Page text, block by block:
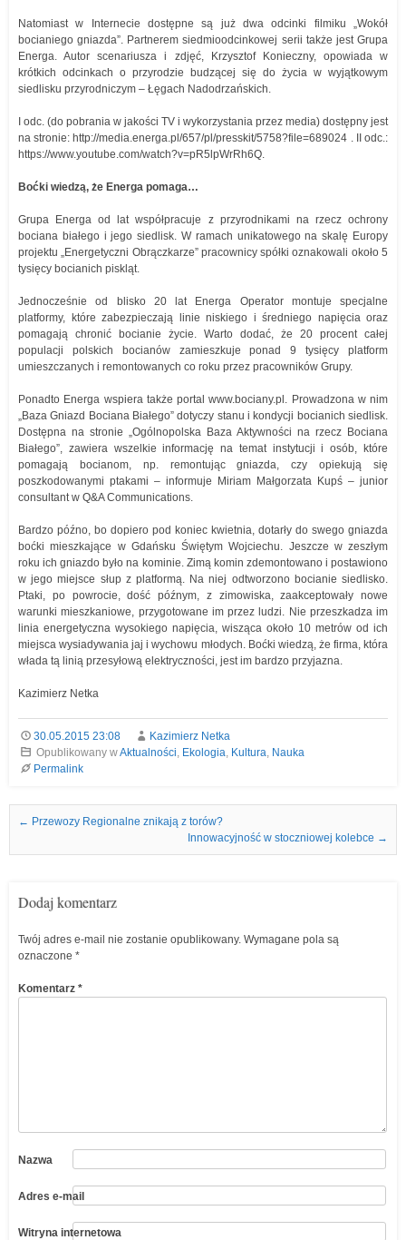
Natomiast w Internecie dostępne są już dwa odcinki filmiku „Wokół
bocianiego gniazda”. Partnerem siedmioodcinkowej serii także jest Grupa
Energa. Autor scenariusza i zdjęć, Krzysztof Konieczny, opowiada w
krótkich odcinkach o przyrodzie budzącej się do życia w wyjątkowym
siedlisku przyrodniczym – Łęgach Nadodrzańskich.
I odc. (do pobrania w jakości TV i wykorzystania przez media) dostępny jest
na stronie: http://media.energa.pl/657/pl/presskit/5758?file=689024 . II odc.:
https://www.youtube.com/watch?v=pR5lpWrRh6Q.
Boćki wiedzą, że Energa pomaga…
Grupa Energa od lat współpracuje z przyrodnikami na rzecz ochrony
bociana białego i jego siedlisk. W ramach unikatowego na skalę Europy
projektu „Energetyczni Obrączkarze” pracownicy spółki oznakowali około 5
tysięcy bocianich piskląt.
Jednocześnie od blisko 20 lat Energa Operator montuje specjalne
platformy, które zabezpieczają linie niskiego i średniego napięcia oraz
pomagają chronić bocianie życie. Warto dodać, że 20 procent całej
populacji polskich bocianów zamieszkuje ponad 9 tysięcy platform
umieszczanych i remontowanych co roku przez pracowników Grupy.
Ponadto Energa wspiera także portal www.bociany.pl. Prowadzona w nim
„Baza Gniazd Bociana Białego” dotyczy stanu i kondycji bocianich siedlisk.
Dostępna na stronie „Ogólnopolska Baza Aktywności na rzecz Bociana
Białego”, zawiera wszelkie informację na temat instytucji i osób, które
pomagają bocianom, np. remontując gniazda, czy opiekują się
poszkodowanymi ptakami – informuje Miriam Małgorzata Kupś – junior
consultant w Q&A Communications.
Bardzo późno, bo dopiero pod koniec kwietnia, dotarły do swego gniazda
boćki mieszkające w Gdańsku Świętym Wojciechu. Jeszcze w zeszłym
roku ich gniazdo było na kominie. Zimą komin zdemontowano i postawiono
w jego miejsce słup z platformą. Na niej odtworzono bocianie siedlisko.
Ptaki, po powrocie, dość późnym, z zimowiska, zaakceptowały nowe
warunki mieszkaniowe, przygotowane im przez ludzi. Nie przeszkadza im
linia energetyczna wysokiego napięcia, wisząca około 10 metrów od ich
miejsca wysiadywania jaj i wychowu młodych. Boćki wiedzą, że firma, która
włada tą linią przesyłową elektryczności, jest im bardzo przyjazna.
Kazimierz Netka
30.05.2015 23:08
Kazimierz Netka
Opublikowany wAktualności, Ekologia, Kultura, Nauka
Permalink
Nawigacja we wpisach
← Przewozy Regionalne znikają z torów?
Innowacyjność w stoczniowej kolebce →
Dodaj komentarz
Twój adres e-mail nie zostanie opublikowany. Wymagane pola są
oznaczone *
Komentarz *
Nazwa
Adres e-mail
Witryna internetowa